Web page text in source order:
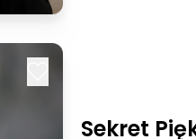
Sekret